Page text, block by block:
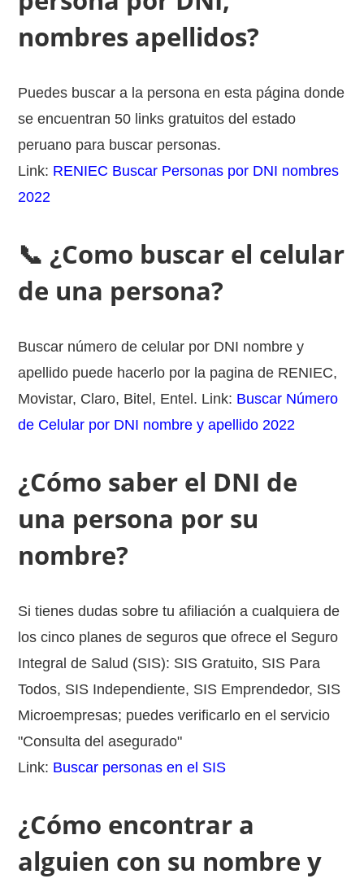
nombres apellidos?
Puedes buscar a la persona en esta página donde
se encuentran 50 links gratuitos del estado
peruano para buscar personas.
Link: RENIEC Buscar Personas por DNI nombres
2022
📞 ¿Como buscar el celular
de una persona?
Buscar número de celular por DNI nombre y
apellido puede hacerlo por la pagina de RENIEC,
Movistar, Claro, Bitel, Entel. Link: Buscar Número
de Celular por DNI nombre y apellido 2022
¿Cómo saber el DNI de
una persona por su
nombre?
Si tienes dudas sobre tu afiliación a cualquiera de
los cinco planes de seguros que ofrece el Seguro
Integral de Salud (SIS): SIS Gratuito, SIS Para
Todos, SIS Independiente, SIS Emprendedor, SIS
Microempresas; puedes verificarlo en el servicio
"Consulta del asegurado"
Link: Buscar personas en el SIS
¿Cómo encontrar a
alguien con su nombre y